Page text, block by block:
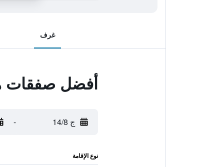
غرف
أفضل صفقات
ج 14/8 -
نوع الإقامة